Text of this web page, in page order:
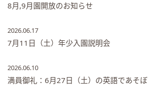
8月,9月園開放のお知らせ
2026.06.17
7月11日（土）年少入園説明会
2026.06.10
満員御礼：6月27日（土）の英語であそぼ